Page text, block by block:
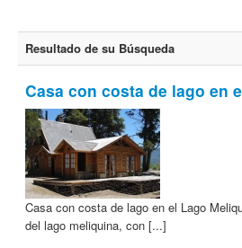
Resultado de su Búsqueda
Casa con costa de lago en
Casa con costa de lago en el Lago
del lago meliquina, con [...]